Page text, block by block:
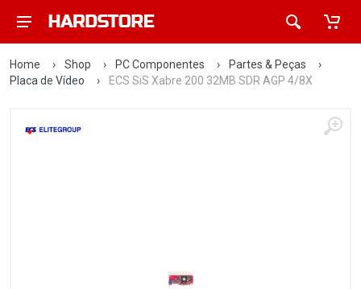
Home › Shop › PC Componentes › Partes & Peças
›
Placa de Vídeo
› ECS SiS Xabre 200 32MB SDR AGP 4/8X